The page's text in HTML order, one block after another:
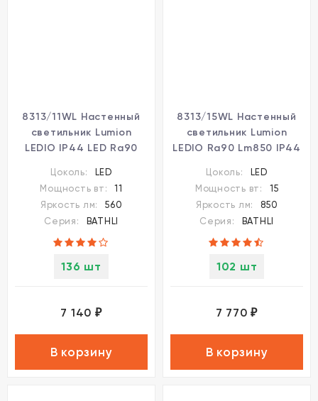
8313/11WL Настенный
светильник Lumion
LEDIO IP44 LED Ra90
3000/4000/6000K 90-
250V BATHLI
Цоколь:
LED
Мощность вт:
11
Яркость лм:
560
Серия:
BATHLI
136 шт
7 140 ₽
В корзину
8313/15WL Настенный
светильник Lumion
LEDIO Ra90 Lm850 IP44
3000/4000/6000K 90-
250V BATHLI
Цоколь:
LED
Мощность вт:
15
Яркость лм:
850
Серия:
BATHLI
102 шт
7 770₽
В корзину